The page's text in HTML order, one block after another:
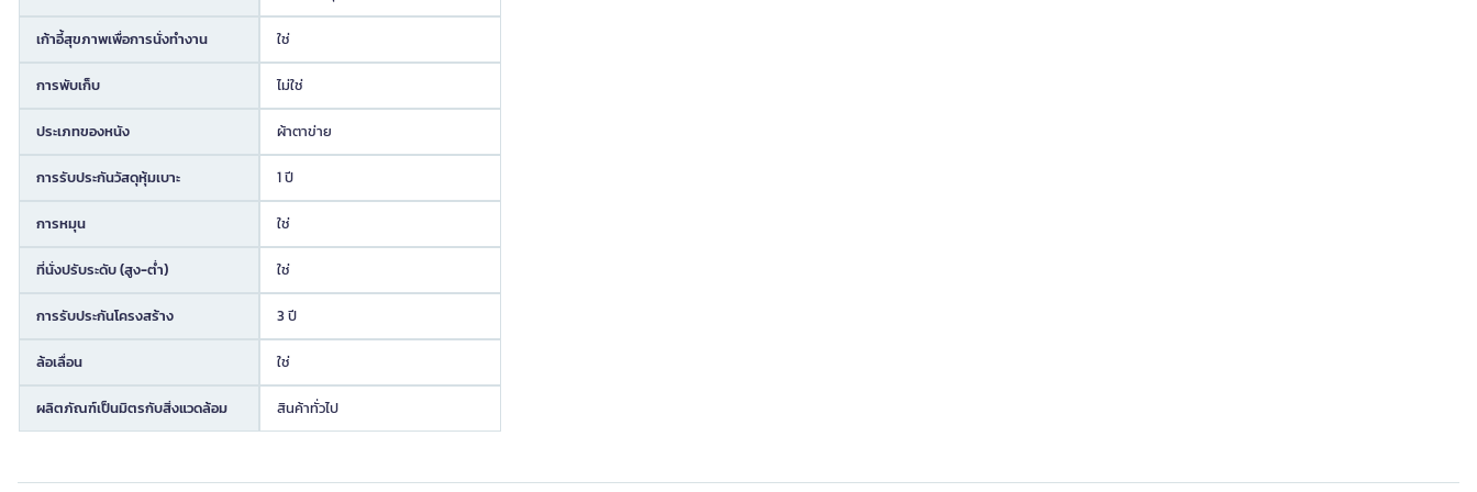
เก้าอี้สุขภาพเพื่อการนั่งทำงาน ใช่
การพับเก็บ ไม่ใช่
ประเภทของหนัง ผ้าตาข่าย
การรับประกันวัสดุหุ้มเบาะ 1 ปี
การหมุน ใช่
ที่นั่งปรับระดับ (สูง-ต่ำ) ใช่
การรับประกันโครงสร้าง 3 ปี
ล้อเลื่อน ใช่
ผลิตภัณฑ์เป็นมิตรกับสิ่งแวดล้อม สินค้าทั่วไป